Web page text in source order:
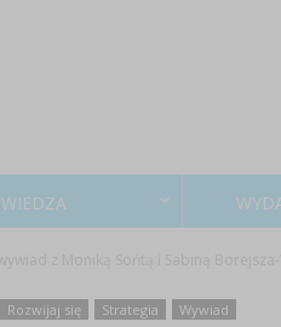
WIEDZA
Rozwijaj się Strategia Wywiad